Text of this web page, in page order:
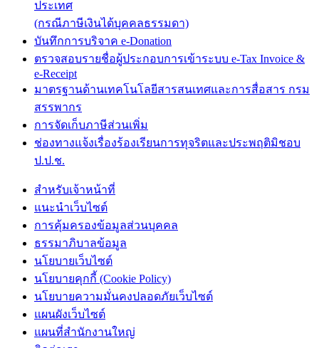
ประเทศ
(กรณีภาษีเงินได้บุคคลธรรมดา)
บันทึกการบริจาค e-Donation
ตรวจสอบรายชื่อผู้ประกอบการเข้าระบบ e-Tax Invoice &
e-Receipt
มาตรฐานด้านเทคโนโลยีสารสนเทศและการสื่อสาร กรม
สรรพากร
การจัดเก็บภาษีส่วนเพิ่ม
ช่องทางแจ้งเรื่องร้องเรียนการทุจริตและประพฤติมิชอบ
ป.ป.ช.
สำหรับเจ้าหน้าที่
แนะนำเว็บไซต์
การคุ้มครองข้อมูลส่วนบุคคล
ธรรมาภิบาลข้อมูล
นโยบายเว็บไซต์
นโยบายคุกกี้ (Cookie Policy)
นโยบายความมั่นคงปลอดภัยเว็บไซต์
แผนผังเว็บไซต์
แผนที่สำนักงานใหญ่